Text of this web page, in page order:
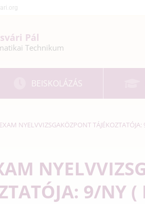
Pál
Technikum
BEISKOLÁZÁS
NYELVVIZSGAKÖZPONT TÁJÉKOZTATÓJA:
9/NY (